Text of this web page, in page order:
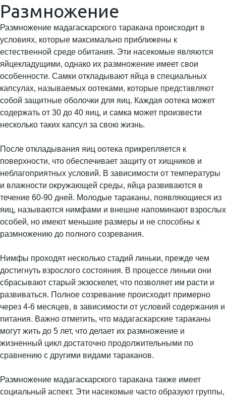
Размножение
Размножение мадагаскарского таракана происходит в
условиях, которые максимально приближены к
естественной среде обитания. Эти насекомые являются
яйцекладущими, однако их размножение имеет свои
особенности. Самки откладывают яйца в специальных
капсулах, называемых оотеками, которые представляют
собой защитные оболочки для яиц. Каждая оотека может
содержать от 30 до 40 яиц, и самка может произвести
несколько таких капсул за свою жизнь.
После откладывания яиц оотека прикрепляется к
поверхности, что обеспечивает защиту от хищников и
неблагоприятных условий. В зависимости от температуры
и влажности окружающей среды, яйца развиваются в
течение 60-90 дней. Молодые тараканы, появляющиеся из
яиц, называются нимфами и внешне напоминают взрослых
особей, но имеют меньшие размеры и не способны к
размножению до полного созревания.
Нимфы проходят несколько стадий линьки, прежде чем
достигнуть взрослого состояния. В процессе линьки они
сбрасывают старый экзоскелет, что позволяет им расти и
развиваться. Полное созревание происходит примерно
через 4-6 месяцев, в зависимости от условий содержания и
питания. Важно отметить, что мадагаскарские тараканы
могут жить до 5 лет, что делает их размножение и
жизненный цикл достаточно продолжительными по
сравнению с другими видами тараканов.
Размножение мадагаскарского таракана также имеет
социальный аспект. Эти насекомые часто образуют группы,